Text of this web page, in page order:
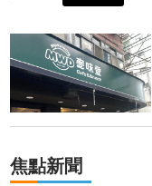
焦點新聞